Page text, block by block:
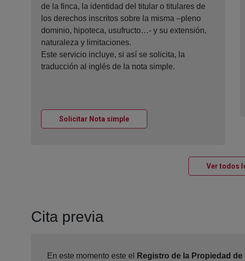
de la finca, la identidad del titular o titulares de
los derechos inscritos sobre la misma –pleno
dominio, hipoteca, usufructo…- y su extensión,
naturaleza y limitaciones.
Este servicio incluye, si así se solicita, la
traducción al inglés de la nota simple.
Solicitar Nota simpleVentana nueva
Ver todos
Cita previa
En este momento este el Registro de la Propiedad